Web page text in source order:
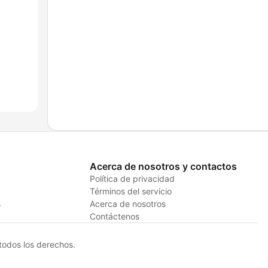
Acerca de nosotros y contactos
Política de privacidad
Términos del servicio
Acerca de nosotros
Contáctenos
los derechos.